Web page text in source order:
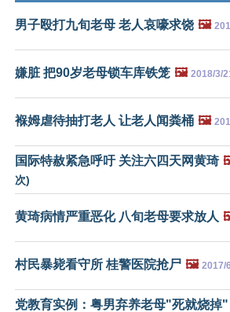
男子殴打九旬老母 老人哀嚎求饶 🖼️
嫌脏 把90岁老母锁车库铁笼 🖼️ 2018/3/
褓姆虐待抽打老人 让老人闻粪桶 🖼️
国际特赦紧急呼吁 关注六四天网黄琦
次)
黄琦病情严重恶化 八旬老母要求放人
村民暴毙看守所 桂警医院抢尸 🖼️ 2017/
党教育实例：粤男弃养老母"死就烧掉"